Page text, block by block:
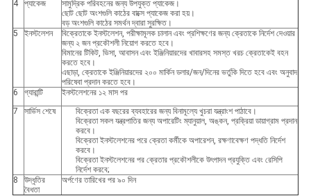
4
প্যাকেজ
সামুদ্রিক পরিবহনের জন্য উপযুক্ত প্যাকেজ।
ছোট ছোট অংশগুলি কাঠের বাক্সে প্যাকেজ করা হয়।
বড় অংশগুলি কাঠের সমর্থন দ্বারা সুরক্ষিত।
5
ইনস্টলেশন
বিক্রেতাকে ইনস্টলেশন, পরীক্ষামূলক চালান এবং প্রশিক্ষণের জন্য ক্রেতাকে নির্দেশ দেওয়ার
জন্য ২ জন প্রকৌশলী নিয়োগ করতে হবে।
বিমানের টিকিট, ভিসা, আবাসন এবং ইঞ্জিনিয়ারদের খাবারসহ সমস্ত খরচ ক্রেতাকেই বহন
করতে হবে।
এছাড়া, ক্রেতাকে ইঞ্জিনিয়ারদের ২০০ মার্কিন ডলার/জন/দিনের ভর্তুকি দিতে হবে এবং অনুবাদ
পরিষেবা প্রদান করতে হবে।
6
গ্যারান্টি
ইনস্টলেশনের ১২ মাস পর
7
সার্ভিস শেষে
বিক্রেতা এক বছরের ব্যবহারের জন্য বিনামূল্যে খুচরা যন্ত্রাংশ পাঠাবে।
বিক্রেতা সকল যন্ত্রপাতির জন্য অপারেটিং ম্যানুয়াল, অঙ্কন, প্রক্রিয়া ডায়াগ্রাম প্রদান
করবে।
বিক্রেতা ইনস্টলেশনের পরে ক্রেতা কর্মীকে অপারেশন, রক্ষণাবেক্ষণ পদ্ধতি নির্দেশ
করবে।
বিক্রেতা ইনস্টলেশনের পর ক্রেতার প্রকৌশলীকে উৎপাদন প্রযুক্তি এবং রেসিপি
নির্দেশ করবে;
8
উদ্ধৃতির
বৈধতা
অর্পণের তারিখের পর ৯০ দিন